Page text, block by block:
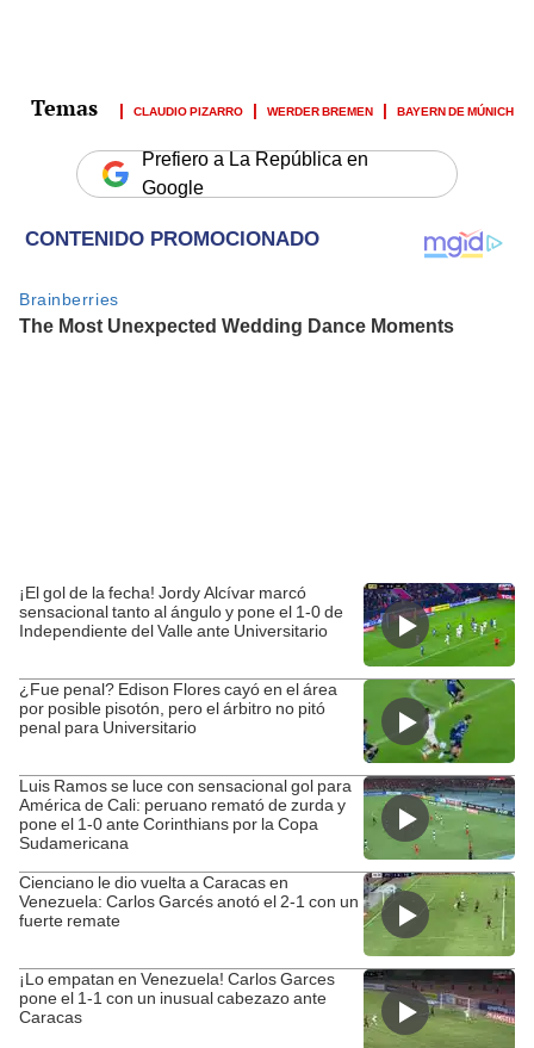
CLAUDIO PIZARRO WERDER BREMEN BAYERN DE MÚNICH
Prefiero a La República en
Google
¡El gol de la fecha! Jordy Alcívar marcó
sensacional tanto al ángulo y pone el 1-0 de
Independiente del Valle ante Universitario
¿Fue penal? Edison Flores cayó en el área
por posible pisotón, pero el árbitro no pitó
penal para Universitario
Luis Ramos se luce con sensacional gol para
América de Cali: peruano remató de zurda y
pone el 1-0 ante Corinthians por la Copa
Sudamericana
Cienciano le dio vuelta a Caracas en
Venezuela: Carlos Garcés anotó el 2-1 con un
fuerte remate
¡Lo empatan en Venezuela! Carlos Garces
pone el 1-1 con un inusual cabezazo ante
Caracas